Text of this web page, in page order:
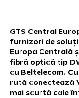
GTS Central
furnizori de
Europa Centrală
fibră optică tip
cu Beltelecom.
rută conectează
mai scurtă cale